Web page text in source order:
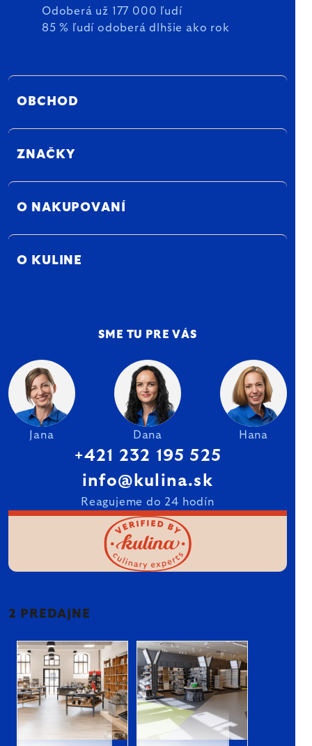
Odoberá už 177 000 ľudí
85 % ľudí odoberá dlhšie ako rok
OBCHOD
ZNAČKY
O NAKUPOVANÍ
O KULINE
SME TU PRE VÁS
Jana Dana Hana
+421 232 195 525
info@kulina.sk
Reagujeme do 24 hodín
2 PREDAJNE